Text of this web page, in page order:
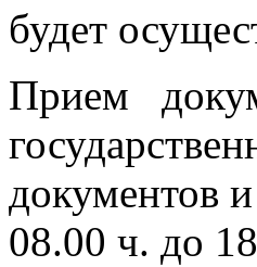
будет
Прием
документов
08.00 ч. до